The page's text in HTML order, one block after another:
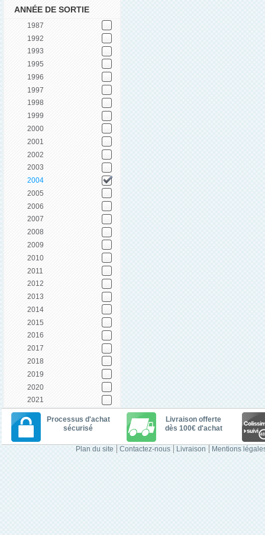
ANNÉE DE SORTIE
1987
1992
1993
1995
1996
1997
1998
1999
2000
2001
2002
2003
2004
2005
2006
2007
2008
2009
2010
2011
2012
2013
2014
2015
2016
2017
2018
2019
2020
2021
Processus d'achat
sécurisé
Livraison offerte
dès 100€ d'achat
Plan du site Contactez-nous Livraison Mentions